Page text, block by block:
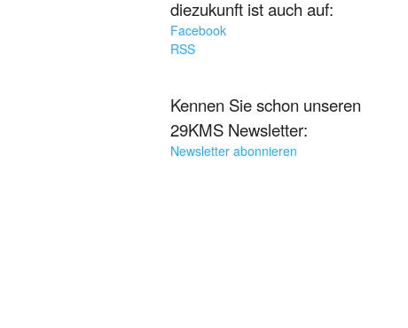
diezukunft ist auch auf:
Facebook
RSS
Kennen Sie schon unseren
29KMS Newsletter:
Newsletter abonnieren